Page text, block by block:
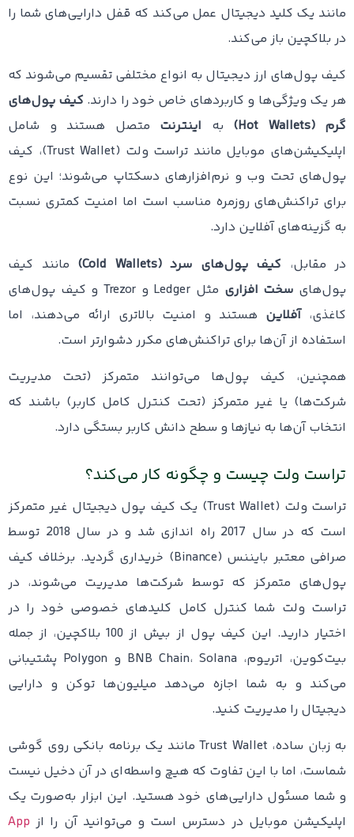
مانند یک کلید دیجیتال عمل می‌کند که قفل دارایی‌های شما را
در بلاکچین باز می‌کند.
کیف پول‌های ارز دیجیتال به انواع مختلفی تقسیم می‌شوند که
هر یک ویژگی‌ها و کاربردهای خاص خود را دارند. کیف پول‌های
گرم (Hot Wallets)
به اینترنت متصل هستند و شامل
اپلیکیشن‌های موبایل مانند تراست ولت (Trust Wallet)، کیف
پول‌های تحت وب و نرم‌افزارهای دسکتاپ می‌شوند؛ این نوع
برای تراکنش‌های روزمره مناسب است اما امنیت کمتری نسبت
به گزینه‌های آفلاین دارد.
در مقابل، کیف پول‌های سرد (Cold Wallets)
مانند کیف
پول‌های سخت افزاری
مثل Ledger و Trezor و کیف پول‌های
کاغذی،آفلاین هستند و امنیت بالاتری ارائه می‌دهند، اما
استفاده از آن‌ها برای تراکنش‌های مکرر دشوارتر است.
همچنین، کیف پول‌ها می‌توانند متمرکز (تحت مدیریت
شرکت‌ها) یا غیر متمرکز (تحت کنترل کامل کاربر) باشند که
انتخاب آن‌ها به نیازها و سطح دانش کاربر بستگی دارد.
تراست ولت چیست و چگونه کار می‌کند؟
تراست ولت (Trust Wallet) یک کیف پول دیجیتال غیر متمرکز
است که در سال 2017 راه اندازی شد و در سال 2018 توسط
صرافی معتبر بایننس (Binance) خریداری گردید. برخلاف کیف
پول‌های متمرکز که توسط شرکت‌ها مدیریت می‌شوند، در
تراست ولت شما کنترل کامل کلیدهای خصوصی خود را در
اختیار دارید. این کیف پول از بیش از 100 بلاکچین، از جمله
بیت‌کوین، اتریوم، BNB Chain، Solana و Polygon پشتیبانی
می‌کند و به شما اجازه می‌دهد میلیون‌ها توکن و دارایی
دیجیتال را مدیریت کنید.
به زبان ساده، Trust Wallet مانند یک برنامه بانکی روی گوشی
شماست، اما با این تفاوت که هیچ واسطه‌ای در آن دخیل نیست
و شما مسئول دارایی‌های خود هستید. این ابزار به‌صورت یک
اپلیکیشن موبایل در دسترس است و می‌توانید آن را از App